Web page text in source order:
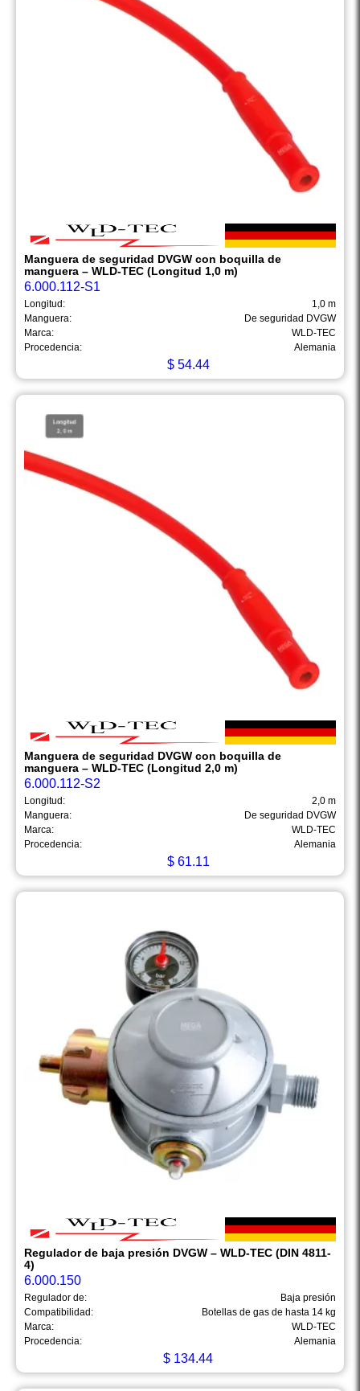
Manguera de seguridad DVGW con boquilla de
manguera – WLD-TEC (Longitud 1,0 m)
6.000.112-S1
Longitud:
1,0 m
Manguera:
De seguridad DVGW
Marca:
WLD-TEC
Procedencia:
Alemania
$54.44
Manguera de seguridad DVGW con boquilla de
manguera – WLD-TEC (Longitud 2,0 m)
6.000.112-S2
Longitud:
2,0 m
Manguera:
De seguridad DVGW
Marca:
WLD-TEC
Procedencia:
Alemania
$61.11
Regulador de baja presión DVGW – WLD-TEC (DIN 4811-
4)
6.000.150
Regulador de:
Baja presión
Compatibilidad:
Botellas de gas de hasta 14 kg
Marca:
WLD-TEC
Procedencia:
Alemania
$ 134.44